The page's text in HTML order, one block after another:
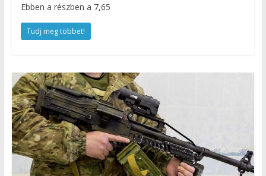
Ebben a részben a 7,65
Tudj meg többet!